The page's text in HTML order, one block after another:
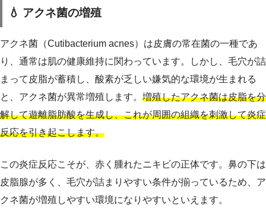
💧 アクネ菌の増殖
アクネ菌（Cutibacterium acnes）は皮膚の常在菌の一種であ
り、通常は肌の健康維持に関わっています。しかし、毛穴が詰
まって皮脂が蓄積し、酸素が乏しい嫌気的な環境が生まれる
と、アクネ菌が異常増殖します。 増殖したアクネ菌は皮脂を分
解して遊離脂肪酸を生成し、これが周囲の組織を刺激して炎症
反応を引き起こします。
この炎症反応こそが、赤く腫れたニキビの正体です。鼻の下は
皮脂腺が多く、毛穴が詰まりやすい条件が揃っているため、ア
クネ菌が増殖しやすい環境になりやすいといえます。